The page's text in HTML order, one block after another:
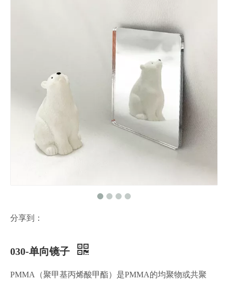
分享到：
030-单向镜子
PMMA（聚甲基丙烯酸甲酯）是PMMA的均聚物或共聚